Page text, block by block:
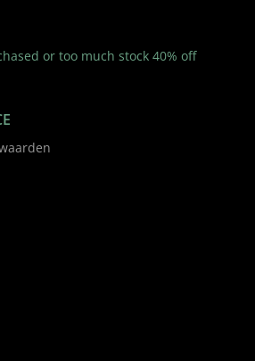
or too much stock 40% off